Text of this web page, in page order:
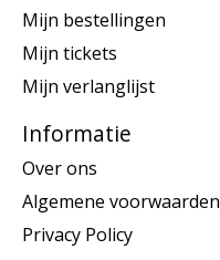
Mijn bestellingen
Mijn tickets
Mijn verlanglijst
Informatie
Over ons
Algemene voorwaarden
Privacy Policy